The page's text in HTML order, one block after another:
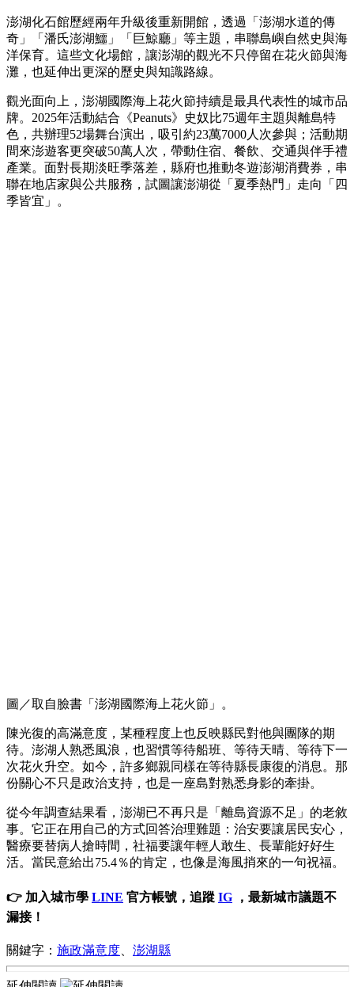
澎湖化石館歷經兩年升級後重新開館，透過「澎湖水道的傳
奇」「潘氏澎湖鱷」「巨鯨廳」等主題，串聯島嶼自然史與海
洋保育。這些文化場館，讓澎湖的觀光不只停留在花火節與海
灘，也延伸出更深的歷史與知識路線。
觀光面向上，澎湖國際海上花火節持續是最具代表性的城市品
牌。2025年活動結合《Peanuts》史奴比75週年主題與離島特
色，共辦理52場舞台演出，吸引約23萬7000人次參與；活動期
間來澎遊客更突破50萬人次，帶動住宿、餐飲、交通與伴手禮
產業。面對長期淡旺季落差，縣府也推動冬遊澎湖消費券，串
聯在地店家與公共服務，試圖讓澎湖從「夏季熱門」走向「四
季皆宜」。
圖／取自臉書「澎湖國際海上花火節」。
陳光復的高滿意度，某種程度上也反映縣民對他與團隊的期
待。澎湖人熟悉風浪，也習慣等待船班、等待天晴、等待下一
次花火升空。如今，許多鄉親同樣在等待縣長康復的消息。那
份關心不只是政治支持，也是一座島對熟悉身影的牽掛。
從今年調查結果看，澎湖已不再只是「離島資源不足」的老敘
事。它正在用自己的方式回答治理難題：治安要讓居民安心，
醫療要替病人搶時間，社福要讓年輕人敢生、長輩能好好生
活。當民意給出75.4％的肯定，也像是海風捎來的一句祝福。
👉 加入城市學 LINE 官方帳號，追蹤 IG ，最新城市議題不
漏接！
關鍵字： 施政滿意度 澎湖縣